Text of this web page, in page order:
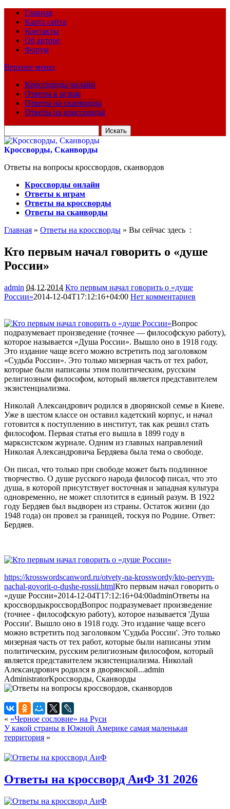
Главная
Карта сайта
Контакты
Об авторе
Форум
Верхнее меню
Кроссворды онлайн
Ответы к играм
Ответы на сканворды
Ответы на кроссворды
для:
Кроссворды, Сканворды
Ответы на вопросы кроссвордов, сканвордов
Кроссворды онлайн
Ответы к играм
Ответы на кроссворды
Ответы на сканворды
Главная » Ответы на кроссворды » Вы сейчас здесь :
Кто первым начал говорить о «душе
России»
admin 04.12.2014 Кто первым начал говорить о «душе
России»2014-12-04T17:12:16+04:00 Нет комментариев
Вопрос
подразумевает произведение (точнее — философскую работу),
которое называется «Душа России». Вышло оно в 1918 году.
Это издание чаще всего можно встретить под заголовком
«Судьба России». Это только мизерная часть от тех работ,
которые были написаны этим политическим, русским
религиозным философом, который является представителем
экзистенциализма.
Николай Александрович родился в дворянской семье в Киеве.
Уже в шестом классе он оставил кадетский корпус, и начал
готовится к поступлению в институт, так как решил стать
философом. Первая статья его вышла в 1899 году в
марксистском журнале. Одним из главных направлений
Николая Александровича Бердяева была тема о свободе.
Он писал, что только при свободе может быть подлинное
творчество. О душе русского народа философ писал, что это
душа, в которой присутствует восточная и западная культура
одновременно, не может сплотится в единый разум. В 1922
году Бердяев был выдворен из страны. Остаток жизни (до
1948 года) он провел за границей, тоскуя по Родине. Ответ:
Бердяев.
https://krosswordscanword.ru/otvety-na-krosswordy/kto-pervym-
nachal-govorit-o-dushe-rossii.htmlКто первым начал говорить о
«душе России»2014-12-04T17:12:16+04:00adminОтветы на
кроссвордыкроссвордВопрос подразумевает произведение
(точнее - философскую работу), которое называется 'Душа
России'. Вышло оно в 1918 году. Это издание чаще всего
можно встретить под заголовком 'Судьба России'. Это только
мизерная часть от тех работ, которые были написаны этим
политическим, русским религиозным философом, который
является представителем экзистенциализма. Николай
Александрович родился в дворянской...admin
AdministratorКроссворды, Сканворды
« «Черное сословие» на Руси
У какой страны в Южной Америке самая маленькая
территория »
Ответы на кроссворд АиФ 31 2026